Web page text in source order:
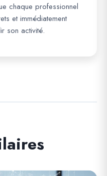
chaque professionnel
et immédiatement
son activité.